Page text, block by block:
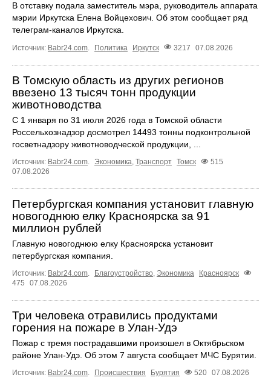
В отставку подала заместитель мэра, руководитель аппарата
мэрии Иркутска Елена Войцехович. Об этом сообщает ряд
телеграм‑каналов Иркутска.
Источник: Babr24.com Политика Иркутск 3217 07.08.2026
В Томскую область из других регионов
ввезено 13 тысяч тонн продукции
животноводства
С 1 января по 31 июля 2026 года в Томской области
Россельхознадзор досмотрел 14493 тонны подконтрольной
госветнадзору животноводческой продукции, ...
Источник: Babr24.com Экономика Транспорт Томск
515
07.08.2026
Петербургская компания установит главную
новогоднюю елку Красноярска за 91
миллион рублей
Главную новогоднюю елку Красноярска установит
петербургская компания.
Источник: Babr24.com Благоустройство Экономика
Красноярск
475
07.08.2026
Три человека отравились продуктами
горения на пожаре в Улан-Удэ
Пожар с тремя пострадавшими произошел в Октябрьском
районе Улан-Удэ. Об этом 7 августа сообщает МЧС Бурятии.
Источник: Babr24.com. Происшествия Бурятия 520 07.08.2026